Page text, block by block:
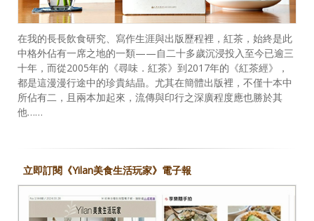
在我的長長飲食研究、寫作生涯與出版歷程裡，紅茶，始終是此
中格外佔有一席之地的一類——自二十多歲沉浸投入至今已逾三
十年，而從2005年的《尋味．紅茶》到2017年的《紅茶經》，
都是這漫漫行途中的珍貴結晶。尤其在簡體出版裡，不僅十本中
所佔有二，且兩本加起來，流傳與印行之深廣程度應也勝於其
他……
立即訂閱《Yilan美食生活玩家》電子報